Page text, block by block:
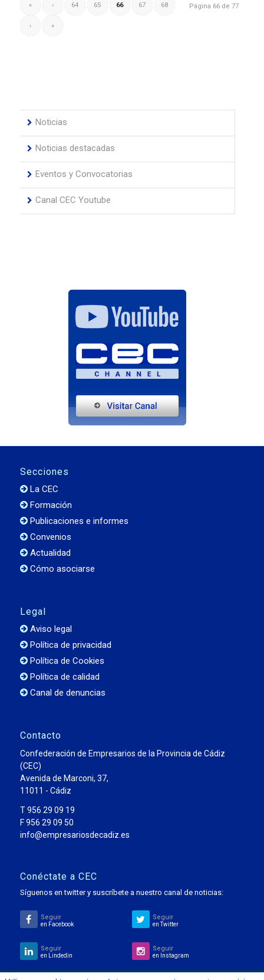
Página 66 de 77
« ‹ 64 65 66 67 68
› »
Noticias
Noticias destacadas
Eventos y Convocatorias
Canal CEC Youtube
Secciones
La CEC
Formación
Publicaciones e informes
Convenios
Actualidad
Cómo asociarse
Legal
Aviso legal
Política de privacidad
Política de Cookies
Política de calidad
Canal de denuncias
Contacto
Confederación de Empresarios de la Provincia de Cádiz
(CEC)
Avenida de Marconi, 37,
11011 - Cádiz
T 956 29 09 19
F 956 29 09 50
info@empresariosdecadiz.es
Conéctate a CEC
Síguenos en twitter y suscríbete a nuestro canal de noticias:
Seguir
en Facebook
Seguir
en Twitter
Seguir
en Lindedin
Seguir
en Instagram